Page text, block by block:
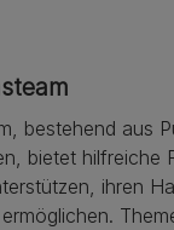
bestehend aus
bietet hilfreiche
ihren